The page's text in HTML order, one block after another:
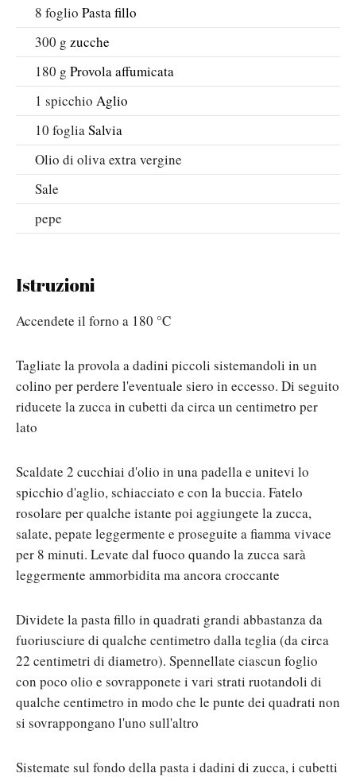
8 foglio Pasta fillo
300 g zucche
180 g Provola affumicata
1 spicchio Aglio
10 foglia Salvia
Olio di oliva extra vergine
Sale
pepe
Istruzioni
Accendete il forno a 180 °C
Tagliate la provola a dadini piccoli sistemandoli in un
colino per perdere l'eventuale siero in eccesso. Di seguito
riducete la zucca in cubetti da circa un centimetro per
lato
Scaldate 2 cucchiai d'olio in una padella e unitevi lo
spicchio d'aglio, schiacciato e con la buccia. Fatelo
rosolare per qualche istante poi aggiungete la zucca,
salate, pepate leggermente e proseguite a fiamma vivace
per 8 minuti. Levate dal fuoco quando la zucca sarà
leggermente ammorbidita ma ancora croccante
Dividete la pasta fillo in quadrati grandi abbastanza da
fuoriusciure di qualche centimetro dalla teglia (da circa
22 centimetri di diametro). Spennellate ciascun foglio
con poco olio e sovrapponete i vari strati ruotandoli di
qualche centimetro in modo che le punte dei quadrati non
si sovrappongano l'uno sull'altro
Sistemate sul fondo della pasta i dadini di zucca, i cubetti